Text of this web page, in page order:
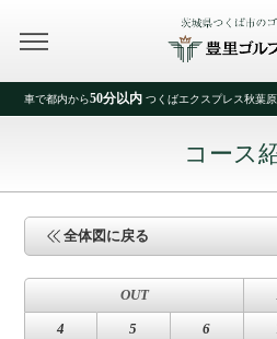
車で都内から50分以内 つくばエクスプレス秋葉
コース
全体図に戻る
OUT
4 5 6